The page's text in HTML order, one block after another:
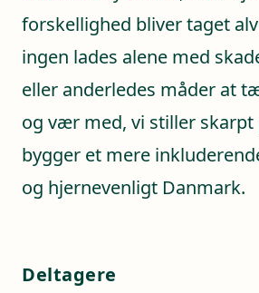
forskellighed bliver taget
ingen lades alene med
eller anderledes måder at
og vær med, vi stiller skarpt
bygger et mere
og hjernevenligt Danmark.
Deltagere